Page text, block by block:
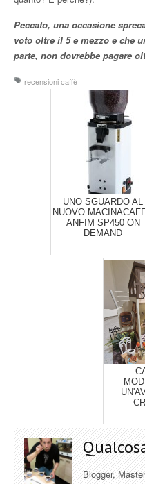
Peccato, una occasione
voto oltre il 5 e mezzo e che
parte, non dovrebbe pagare
recensioni caffè
UNO SGUARDO AL
NUOVO
ANFIM SP450 ON
DEMAND
Blogger,